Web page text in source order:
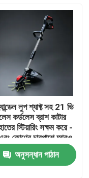
লুপ শ্যাফ্ট সহ 21 ভি
কর্ডলেস ব্রাশ কাটার
স্টিয়ারিং সক্ষম করে -
কোণের চারপাশে আরও
অনুসন্ধান পাঠান